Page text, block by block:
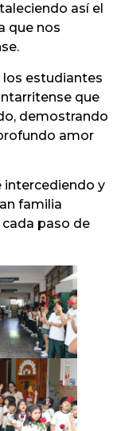
así el
que nos
los estudiantes
que
demostrando
amor
intercediendo y
familia
paso de